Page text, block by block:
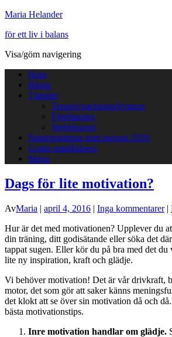
Maria Helander
för ett liv i balans
Visa/göm navigering
Hem
Blogg
Tjänster
Terapi/coachning/hypnos
Föreläsning
Webbkurser
Naturprästinna start augusti 2026
Gratis mindfulness
Maria
Dags för lite motivation?
AvMaria | april 4, 2016 | Inga kommentarer|
Hur är det med motivationen? Upplever du
din träning, ditt godisätande eller söka det
tappat sugen. Eller kör du på bra med det
lite ny inspiration, kraft och glädje.
Vi behöver motivation! Det är vår drivkraft,
motor, det som gör att saker känns
det klokt att se över sin motivation då och
bästa motivationstips.
Inre motivation handlar om glädje.